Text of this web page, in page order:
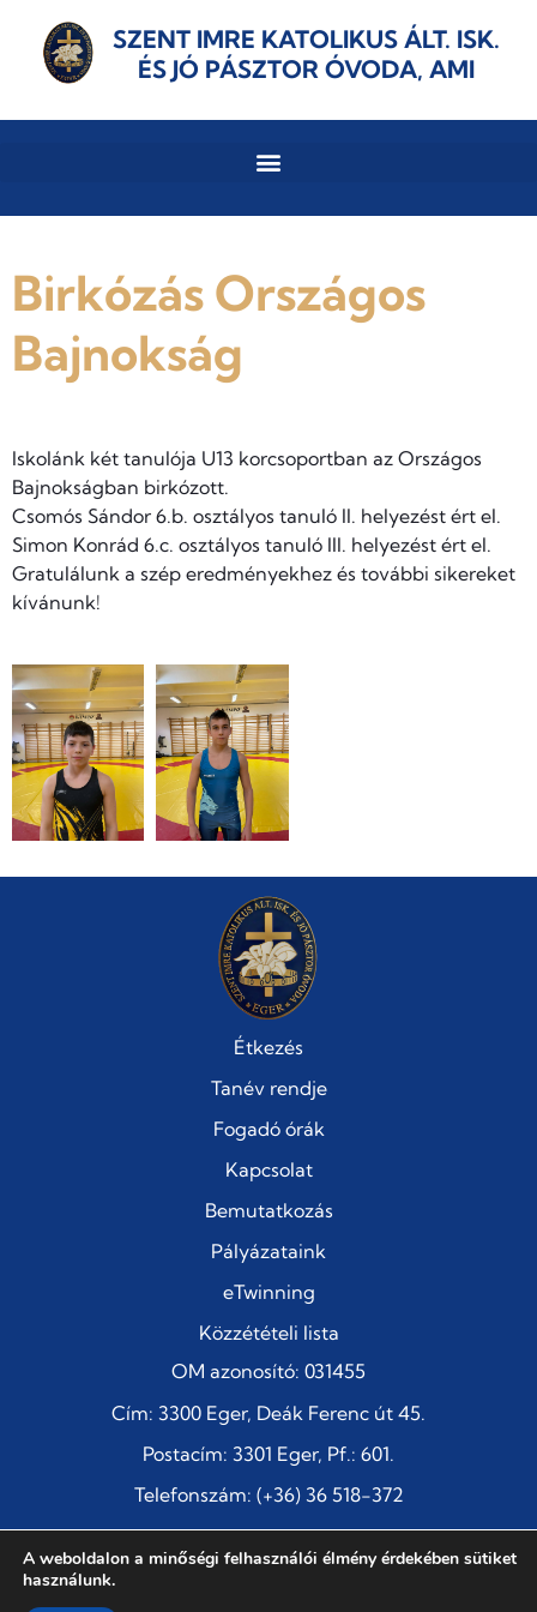
SZENT IMRE KATOLIKUS ÁLT. ISK.
ÉS JÓ PÁSZTOR ÓVODA, AMI
Birkózás Országos
Bajnokság
Iskolánk két tanulója U13 korcsoportban az Országos
Bajnokságban birkózott.
Csomós Sándor 6.b. osztályos tanuló II. helyezést ért el.
Simon Konrád 6.c. osztályos tanuló III. helyezést ért el.
Gratulálunk a szép eredményekhez és további sikereket
kívánunk!
Étkezés
Tanév rendje
Fogadó órák
Kapcsolat
Bemutatkozás
Pályázataink
eTwinning
Közzétételi lista
OM azonosító: 031455
Cím: 3300 Eger, Deák Ferenc út 45.
Postacím: 3301 Eger, Pf.: 601.
Telefonszám: (+36) 36 518-372
E-mail:titkarsag@szentimre-eger.edu.hu
Szent Imre Katolikus Általános Iskola és Jó Pásztor Óvoda
A weboldalon a minőségi felhasználói élmény érdekében sütiket
használunk.